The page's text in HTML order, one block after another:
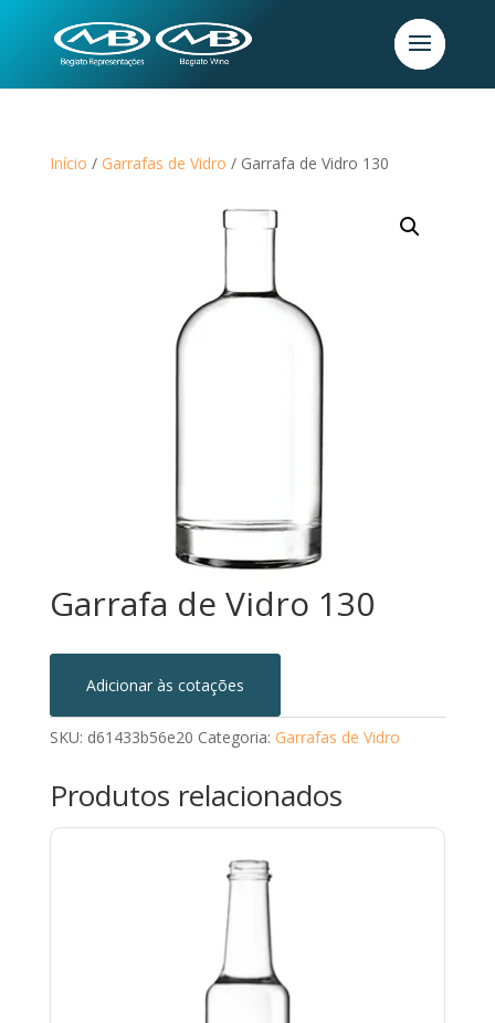
Início / Garrafas de Vidro / Garrafa de Vidro 130
Garrafa de Vidro 130
Adicionar às cotações
SKU: d61433b56e20 Categoria: Garrafas de Vidro
Produtos relacionados